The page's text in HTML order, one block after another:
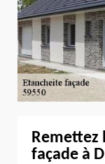
Remettez
façade à